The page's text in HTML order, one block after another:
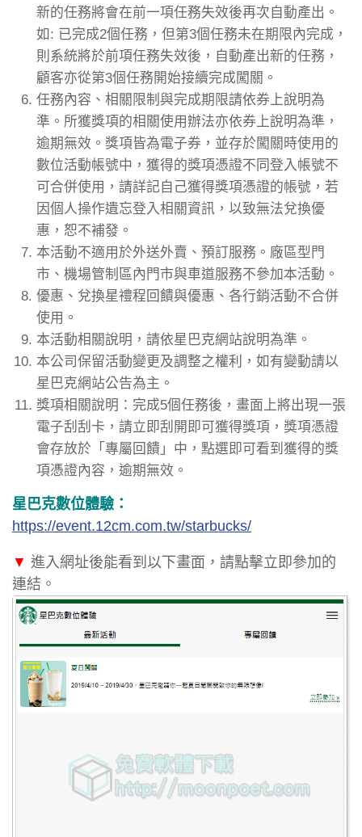
新的任務將會在前一項任務失效後再次自動產出。
如: 已完成2個任務，但第3個任務未在期限內完成，
則系統將於前項任務失效後，自動產出新的任務，
顧客亦從第3個任務開始接續完成闖關。
任務內容、相關限制與完成期限請依券上說明為
準。所獲獎項的相關使用辦法亦依券上說明為準，
逾期無效。獎項皆為電子券，並存於闖關時使用的
數位活動帳號中，獲得的獎項憑證不同登入帳號不
可合併使用，請詳記自己獲得獎項憑證的帳號，若
因個人操作遺忘登入相關資訊，以致無法兌換優
惠，恕不補發。
本活動不適用於外送外賣、預訂服務。廠區型門
市、機場管制區內門市與車道服務不參加本活動。
優惠、兌換星禮程回饋與優惠、各行銷活動不合併
使用。
本活動相關說明，請依星巴克網站說明為準。
本公司保留活動變更及調整之權利，如有變動請以
星巴克網站公告為主。
獎項相關說明：完成5個任務後，畫面上將出現一張
電子刮刮卡，請立即刮開即可獲得獎項，獎項憑證
會存放於「專屬回饋」中，點選即可看到獲得的獎
項憑證內容，逾期無效。
星巴克數位體驗：
https://event.12cm.com.tw/starbucks/
▼ 進入網址後能看到以下畫面，請點擊立即參加的
連結。